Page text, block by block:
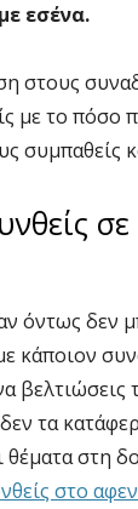
εσένα.
στους
με το πόσο
συμπαθείς
όντως δεν
κάποιον
βελτιώσεις
τα
θέματα στη
στο